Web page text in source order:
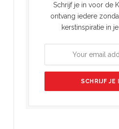
Schrijf je in voor de
ontvang iedere
kerstinspiratie in